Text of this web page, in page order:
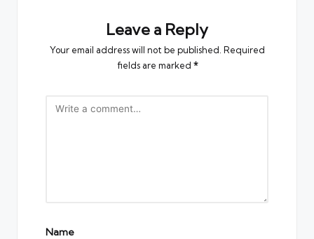
Leave a Reply
Your email address will not be published. Required
fields are marked *
Name